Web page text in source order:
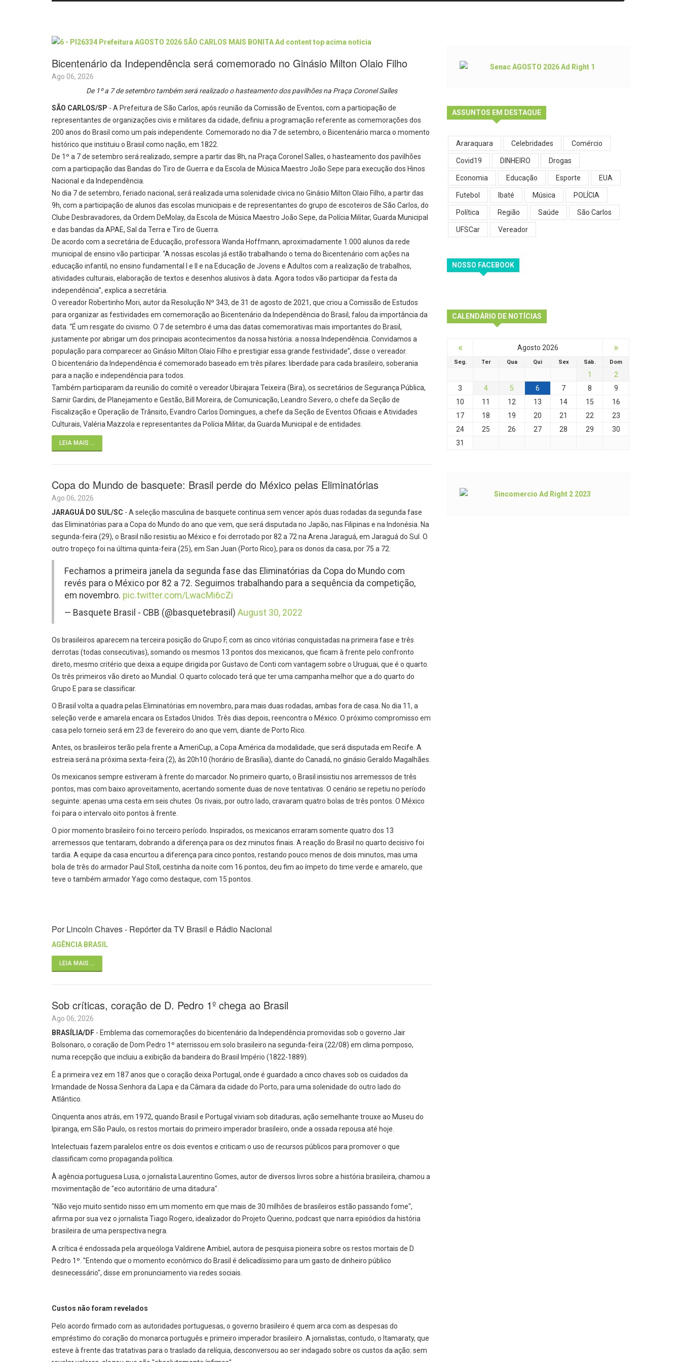
Bicentenário da Independência será comemorado no Ginásio Milton Olaio Filho
Ago 06, 2026
De 1º a 7 de setembro também será realizado o hasteamento dos pavilhões na Praça Coronel Salles
SÃO CARLOS/SP - A Prefeitura de São Carlos, após reunião da Comissão de Eventos, com a participação de
representantes de organizações civis e militares da cidade, definiu a programação referente as comemorações dos
200 anos do Brasil como um país independente. Comemorado no dia 7 de setembro, o Bicentenário marca o momento
histórico que instituiu o Brasil como nação, em 1822.
De 1º a 7 de setembro será realizado, sempre a partir das 8h, na Praça Coronel Salles, o hasteamento dos pavilhões
com a participação das Bandas do Tiro de Guerra e da Escola de Música Maestro João Sepe para execução dos Hinos
Nacional e da Independência.
No dia 7 de setembro, feriado nacional, será realizada uma solenidade cívica no Ginásio Milton Olaio Filho, a partir das
9h, com a participação de alunos das escolas municipais e de representantes do grupo de escoteiros de São Carlos, do
Clube Desbravadores, da Ordem DeMolay, da Escola de Música Maestro João Sepe, da Polícia Militar, Guarda Municipal
e das bandas da APAE, Sal da Terra e Tiro de Guerra.
De acordo com a secretária de Educação, professora Wanda Hoffmann, aproximadamente 1.000 alunos da rede
municipal de ensino vão participar. “A nossas escolas já estão trabalhando o tema do Bicentenário com ações na
educação infantil, no ensino fundamental I e II e na Educação de Jovens e Adultos com a realização de trabalhos,
atividades culturais, elaboração de textos e desenhos alusivos à data. Agora todos vão participar da festa da
independência”, explica a secretária.
O vereador Robertinho Mori, autor da Resolução Nº 343, de 31 de agosto de 2021, que criou a Comissão de Estudos
para organizar as festividades em comemoração ao Bicentenário da Independência do Brasil, falou da importância da
data. “É um resgate do civismo. O 7 de setembro é uma das datas comemorativas mais importantes do Brasil,
justamente por abrigar um dos principais acontecimentos da nossa história: a nossa Independência. Convidamos a
população para comparecer ao Ginásio Milton Olaio Filho e prestigiar essa grande festividade”, disse o vereador.
O bicentenário da Independência é comemorado baseado em três pilares: liberdade para cada brasileiro, soberania
para a nação e independência para todos.
Também participaram da reunião do comitê o vereador Ubirajara Teixeira (Bira), os secretários de Segurança Pública,
Samir Gardini, de Planejamento e Gestão, Bill Moreira, de Comunicação, Leandro Severo, o chefe da Seção de
Fiscalização e Operação de Trânsito, Evandro Carlos Domingues, a chefe da Seção de Eventos Oficiais e Atividades
Culturais, Valéria Mazzola e representantes da Polícia Militar, da Guarda Municipal e de entidades.
LEIA MAIS ...
Copa do Mundo de basquete: Brasil perde do México pelas Eliminatórias
Ago 06, 2026
JARAGUÁ DO SUL/SC - A seleção masculina de basquete continua sem vencer após duas rodadas da segunda fase
das Eliminatórias para a Copa do Mundo do ano que vem, que será disputada no Japão, nas Filipinas e na Indonésia. Na
segunda-feira (29), o Brasil não resistiu ao México e foi derrotado por 82 a 72 na Arena Jaraguá, em Jaraguá do Sul. O
outro tropeço foi na última quinta-feira (25), em San Juan (Porto Rico), para os donos da casa, por 75 a 72.
Fechamos a primeira janela da segunda fase das Eliminatórias da Copa do Mundo com
revés para o México por 82 a 72. Seguimos trabalhando para a sequência da competição,
em novembro. pic.twitter.com/LwacMi6cZi
— Basquete Brasil - CBB (@basquetebrasil) August 30, 2022
Os brasileiros aparecem na terceira posição do Grupo F, com as cinco vitórias conquistadas na primeira fase e três
derrotas (todas consecutivas), somando os mesmos 13 pontos dos mexicanos, que ficam à frente pelo confronto
direto, mesmo critério que deixa a equipe dirigida por Gustavo de Conti com vantagem sobre o Uruguai, que é o quarto.
Os três primeiros vão direto ao Mundial. O quarto colocado terá que ter uma campanha melhor que a do quarto do
Grupo E para se classificar.
O Brasil volta a quadra pelas Eliminatórias em novembro, para mais duas rodadas, ambas fora de casa. No dia 11, a
seleção verde e amarela encara os Estados Unidos. Três dias depois, reencontra o México. O próximo compromisso em
casa pelo torneio será em 23 de fevereiro do ano que vem, diante de Porto Rico.
Antes, os brasileiros terão pela frente a AmeriCup, a Copa América da modalidade, que será disputada em Recife. A
estreia será na próxima sexta-feira (2), às 20h10 (horário de Brasília), diante do Canadá, no ginásio Geraldo Magalhães.
Os mexicanos sempre estiveram à frente do marcador. No primeiro quarto, o Brasil insistiu nos arremessos de três
pontos, mas com baixo aproveitamento, acertando somente duas de nove tentativas. O cenário se repetiu no período
seguinte: apenas uma cesta em seis chutes. Os rivais, por outro lado, cravaram quatro bolas de três pontos. O México
foi para o intervalo oito pontos à frente.
O pior momento brasileiro foi no terceiro período. Inspirados, os mexicanos erraram somente quatro dos 13
arremessos que tentaram, dobrando a diferença para os dez minutos finais. A reação do Brasil no quarto decisivo foi
tardia. A equipe da casa encurtou a diferença para cinco pontos, restando pouco menos de dois minutos, mas uma
bola de três do armador Paul Stoll, cestinha da noite com 16 pontos, deu fim ao ímpeto do time verde e amarelo, que
teve o também armador Yago como destaque, com 15 pontos.
Por Lincoln Chaves - Repórter da TV Brasil e Rádio Nacional
AGÊNCIA BRASIL
LEIA MAIS ...
Sob críticas, coração de D. Pedro 1º chega ao Brasil
Ago 06, 2026
BRASÍLIA/DF - Emblema das comemorações do bicentenário da Independência promovidas sob o governo Jair
Bolsonaro, o coração de Dom Pedro 1º aterrissou em solo brasileiro na segunda-feira (22/08) em clima pomposo,
numa recepção que incluiu a exibição da bandeira do Brasil Império (1822-1889).
É a primeira vez em 187 anos que o coração deixa Portugal, onde é guardado a cinco chaves sob os cuidados da
Irmandade de Nossa Senhora da Lapa e da Câmara da cidade do Porto, para uma solenidade do outro lado do
Atlântico.
Cinquenta anos atrás, em 1972, quando Brasil e Portugal viviam sob ditaduras, ação semelhante trouxe ao Museu do
Ipiranga, em São Paulo, os restos mortais do primeiro imperador brasileiro, onde a ossada repousa até hoje.
Intelectuais fazem paralelos entre os dois eventos e criticam o uso de recursos públicos para promover o que
classificam como propaganda política.
À agência portuguesa Lusa, o jornalista Laurentino Gomes, autor de diversos livros sobre a história brasileira, chamou a
movimentação de "eco autoritário de uma ditadura".
"Não vejo muito sentido nisso em um momento em que mais de 30 milhões de brasileiros estão passando fome",
afirma por sua vez o jornalista Tiago Rogero, idealizador do Projeto Querino, podcast que narra episódios da história
brasileira de uma perspectiva negra.
A crítica é endossada pela arqueóloga Valdirene Ambiel, autora de pesquisa pioneira sobre os restos mortais de D.
Pedro 1º. "Entendo que o momento econômico do Brasil é delicadíssimo para um gasto de dinheiro público
desnecessário", disse em pronunciamento via redes sociais.
Custos não foram revelados
Pelo acordo firmado com as autoridades portuguesas, o governo brasileiro é quem arca com as despesas do
empréstimo do coração do monarca português e primeiro imperador brasileiro. A jornalistas, contudo, o Itamaraty, que
esteve à frente das tratativas para o traslado da relíquia, desconversou ao ser indagado sobre os custos da ação: sem
ASSUNTOS EM DESTAQUE
Araraquara Celebridades Comércio
Covid19 DINHEIRO Drogas
Economia Educação Esporte EUA
Futebol Ibaté Música POLÍCIA
Política Região Saúde São Carlos
UFSCar Vereador
NOSSO FACEBOOK
CALENDÁRIO DE NOTÍCIAS
« Agosto 2026 »
Seg. Ter Qua Qui Sex Sáb. Dom
1
2
3
4 5 6 7 8
9
10
11 12 13 14 15
16
17
18 19 20 21 22
23
24
25 26 27 28 29
30
31